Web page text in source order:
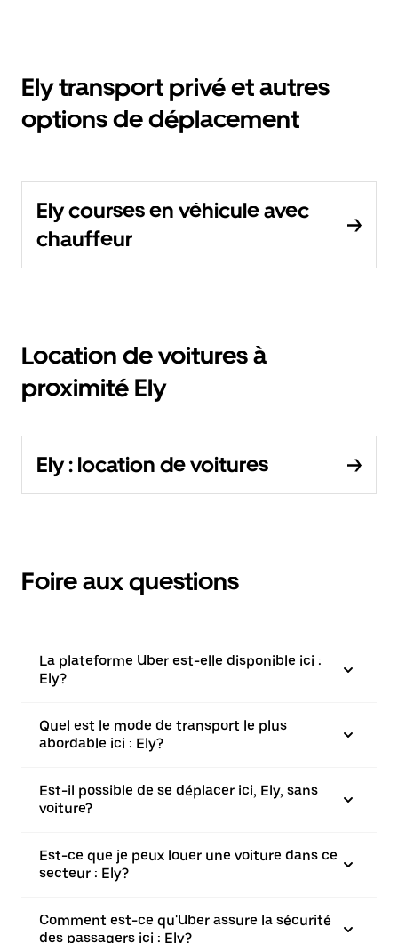
Ely transport privé et autres
options de déplacement
Ely courses en véhicule avec
chauffeur
Location de voitures à
proximité Ely
Ely : location de voitures
Foire aux questions
La plateforme Uber est-elle disponible ici :
Ely?
Quel est le mode de transport le plus
abordable ici : Ely?
Est-il possible de se déplacer ici, Ely, sans
voiture?
Est-ce que je peux louer une voiture dans ce
secteur : Ely?
Comment est-ce qu'Uber assure la sécurité
des passagers ici : Ely?